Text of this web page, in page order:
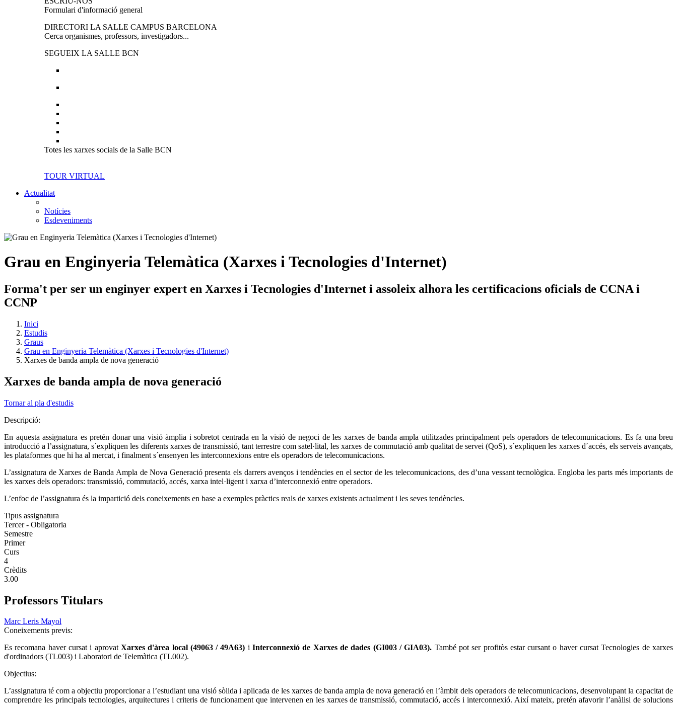
Formulari d'informació general
DIRECTORI LA SALLE CAMPUS BARCELONA
Cerca organismes, professors, investigadors...
SEGUEIX LA SALLE BCN
Totes les xarxes socials de la Salle BCN
TOUR VIRTUAL
Actualitat
Notícies
Esdeveniments
Grau en Enginyeria Telemàtica (Xarxes i Tecnologies d'Internet)
Forma't per ser un enginyer expert en Xarxes i Tecnologies d'Internet i assoleix alhora les certificacions oficials de CCNA i
CCNP
Inici
Estudis
Graus
Grau en Enginyeria Telemàtica (Xarxes i Tecnologies d'Internet)
Xarxes de banda ampla de nova generació
Xarxes de banda ampla de nova generació
Tornar al pla d'estudis
Descripció:
En aquesta assignatura es pretén donar una visió àmplia i sobretot centrada en la visió de negoci de les xarxes de banda ampla utilitzades principalment pels operadors de telecomunicacions. Es fa una breu
introducció a l’assignatura, s´expliquen les diferents xarxes de transmissió, tant terrestre com satel·lital, les xarxes de commutació amb qualitat de servei (QoS), s´expliquen les xarxes d´accés, els serveis avançats,
les plataformes que hi ha al mercat, i finalment s´ensenyen les interconnexions entre els operadors de telecomunicacions.
L’assignatura de Xarxes de Banda Ampla de Nova Generació presenta els darrers avenços i tendències en el sector de les telecomunicacions, des d’una vessant tecnològica. Engloba les parts més importants de
les xarxes dels operadors: transmissió, commutació, accés, xarxa intel·ligent i xarxa d’interconnexió entre operadors.
L’enfoc de l’assignatura és la impartició dels coneixements en base a exemples pràctics reals de xarxes existents actualment i les seves tendències.
Tipus assignatura
Tercer - Obligatoria
Semestre
Primer
Curs
4
Crèdits
3.00
Professors Titulars
Marc Leris Mayol
Coneixements previs:
Es recomana haver cursat i aprovat Xarxes d'àrea local (49063 / 49A63) iInterconnexió de Xarxes de dades (GI003 / GIA03). També pot ser profitòs estar cursant o haver cursat Tecnologies de xarxes
d'ordinadors (TL003) i Laboratori de Telemàtica (TL002).
Objectius:
L’assignatura té com a objectiu proporcionar a l’estudiant una visió sòlida i aplicada de les xarxes de banda ampla de nova generació en l’àmbit dels operadors de telecomunicacions, desenvolupant la capacitat de
comprendre les principals tecnologies, arquitectures i criteris de funcionament que intervenen en les xarxes de transmissió, commutació, accés i interconnexió. Així mateix, pretén afavorir l’anàlisi de solucions